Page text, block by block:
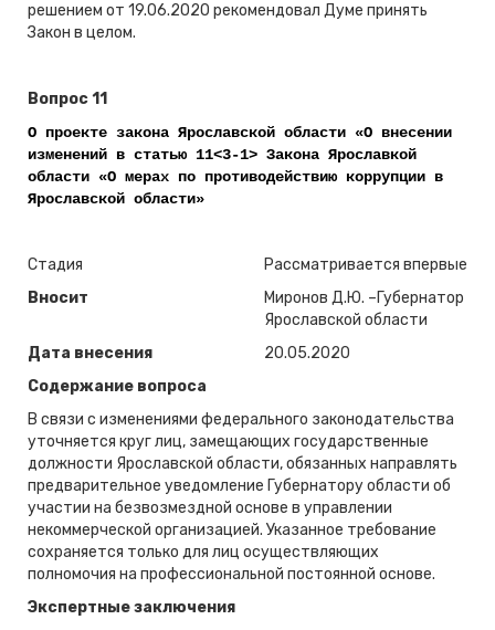
решением от 19.06.2020 рекомендовал Думе принять
Закон в целом.
Вопрос 11
О проекте закона Ярославской области «О внесении
изменений в статью 11<3-1> Закона Ярославкой
области «О мерах по противодействию коррупции в
Ярославской области»
Стадия
Рассматривается впервые
Вносит
Миронов Д.Ю. –Губернатор
Ярославской области
Дата внесения
20.05.2020
Содержание вопроса
В связи с изменениями федерального законодательства
уточняется круг лиц, замещающих государственные
должности Ярославской области, обязанных направлять
предварительное уведомление Губернатору области об
участии на безвозмездной основе в управлении
некоммерческой организацией. Указанное требование
сохраняется только для лиц осуществляющих
полномочия на профессиональной постоянной основе.
Экспертные заключения